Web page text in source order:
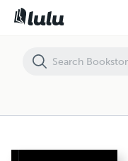
Rašytojo dienoraštis